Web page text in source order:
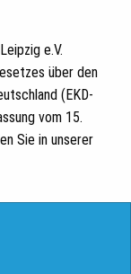
e.V.
über den
(EKD-
vom 15.
Sie in unserer